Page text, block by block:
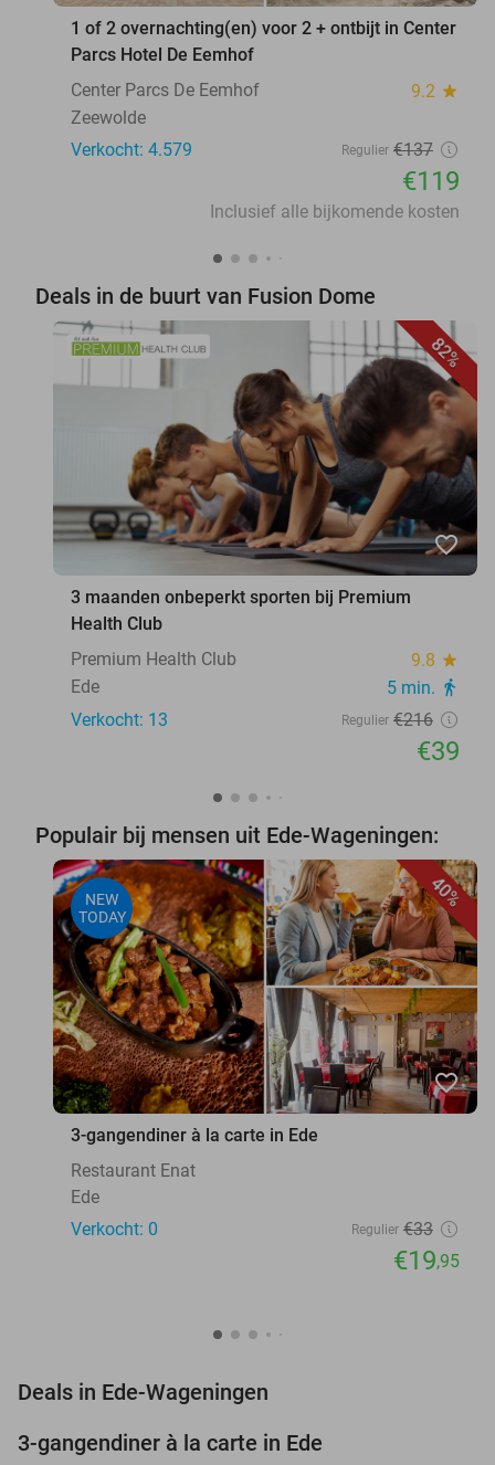
1 of 2 overnachting(en) voor 2 + ontbijt in Center
Parcs Hotel De Eemhof
Center Parcs De Eemhof
9.2 star
Zeewolde
Verkocht: 4.579
Regulier €137
€119
Inclusief alle bijkomende kosten
Deals in de buurt van Fusion Dome
82%
favorite_border
3 maanden onbeperkt sporten bij Premium
Health Club
Premium Health Club
9.8 star
Ede 5 min. directions_walk
Verkocht: 13 Regulier €216
€39
Populair bij mensen uit Ede-Wageningen:
40%
NEW
TODAY
favorite_border
3-gangendiner à la carte in Ede
Restaurant Enat
Ede
Verkocht: 0
Regulier €33
€19,95
Deals in Ede-Wageningen
NEW
3-gangendiner à la carte in Ede